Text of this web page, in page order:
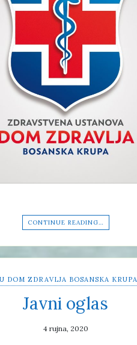
CONTINUE READING…
DOM ZDRAVLJA BOSANSKA KRUPA
Javni oglas
4 rujna, 2020